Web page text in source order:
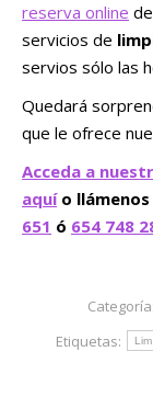
reserva online
servicios de
servios sólo las
Quedará
que le ofrece
Acceda a
aquío
651 ó 654 748
Categoría:
Etiquetas: